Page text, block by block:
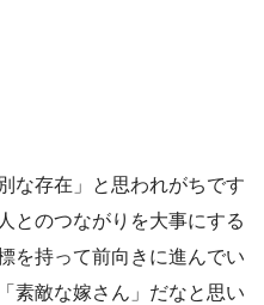
な存在」と思われがちです
とのつながりを大事にする
を持って前向きに進んでい
素敵な嫁さん」だなと思い